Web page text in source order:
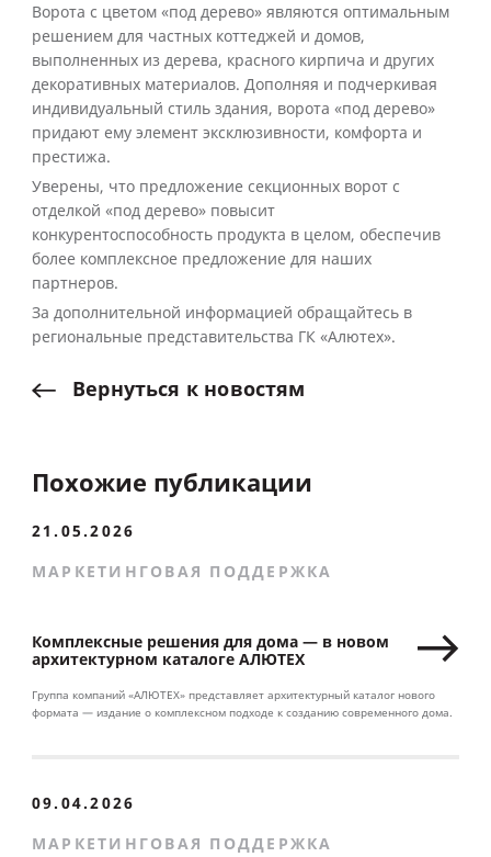
Ворота с цветом «под дерево» являются оптимальным
решением для частных коттеджей и домов,
выполненных из дерева, красного кирпича и других
декоративных материалов. Дополняя и подчеркивая
индивидуальный стиль здания, ворота «под дерево»
придают ему элемент эксклюзивности, комфорта и
престижа.
Уверены, что предложение секционных ворот с
отделкой «под дерево» повысит
конкурентоспособность продукта в целом, обеспечив
более комплексное предложение для наших
партнеров.
За дополнительной информацией обращайтесь в
региональные представительства ГК «Алютех».
Вернуться к новостям
Похожие публикации
21.05.2026
МАРКЕТИНГОВАЯ ПОДДЕРЖКА
Комплексные решения для дома — в новом
архитектурном каталоге АЛЮТЕХ
Группа компаний «АЛЮТЕХ» представляет архитектурный каталог нового
формата — издание о комплексном подходе к созданию современного дома.
09.04.2026
МАРКЕТИНГОВАЯ ПОДДЕРЖКА